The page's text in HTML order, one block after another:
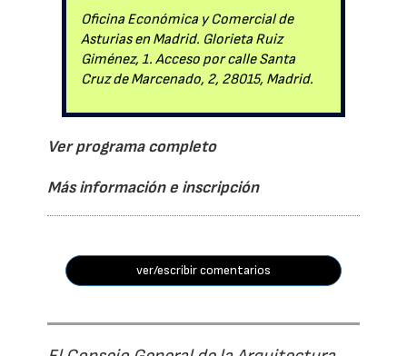
Oficina Económica y Comercial de
Asturias en Madrid. Glorieta Ruiz
Giménez, 1. Acceso por calle Santa
Cruz de Marcenado, 2, 28015, Madrid.
Ver programa completo
Más información e inscripción
ver/escribir comentarios